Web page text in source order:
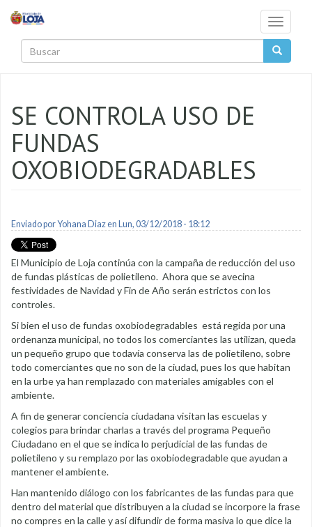
Toggle
SE CONTROLA USO DE
FUNDAS
OXOBIODEGRADABLES
Enviado porYohana Diazen Lun, 03/12/2018 - 18:12
El Municipio de Loja continúa con la campaña de reducción del uso
de fundas plásticas de polietileno. Ahora que se avecina
festividades de Navidad y Fin de Año serán estrictos con los
controles.
Si bien el uso de fundas oxobiodegradables está regida por una
ordenanza municipal, no todos los comerciantes las utilizan, queda
un pequeño grupo que todavía conserva las de polietileno, sobre
todo comerciantes que no son de la ciudad, pues los que habitan
en la urbe ya han remplazado con materiales amigables con el
ambiente.
A fin de generar conciencia ciudadana visitan las escuelas y
colegios para brindar charlas a través del programa Pequeño
Ciudadano en el que se indica lo perjudicial de las fundas de
polietileno y su remplazo por las oxobiodegradable que ayudan a
mantener el ambiente.
Han mantenido diálogo con los fabricantes de las fundas para que
dentro del material que distribuyen a la ciudad se incorpore la frase
no compres en la calle y así difundir de forma masiva lo que dice la